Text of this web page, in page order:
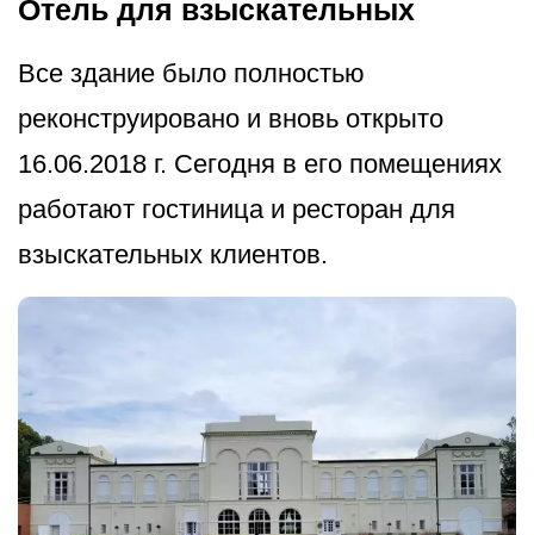
Отель для взыскательных
Все здание было полностью
реконструировано и вновь открыто
16.06.2018 г. Сегодня в его помещениях
работают гостиница и ресторан для
взыскательных клиентов.